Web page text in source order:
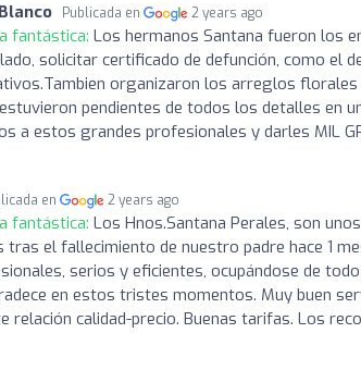
Publicada en 2 years ago
fantástica: Los hermanos Santana fueron los
solicitar certificado de defunción, como el
organizaron los arreglos
pendientes de todos los detalles en
a estos grandes profesionales y darles MIL
en 2 years ago
fantástica: Los Hnos.Santana Perales, son
tras el fallecimiento de nuestro padre hace 1
serios y eficientes, ocupándose de
en estos tristes momentos. Muy buen
relación calidad-precio. Buenas tarifas. Los